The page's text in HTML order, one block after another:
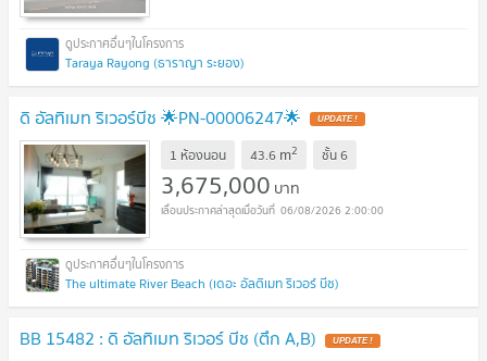
Taraya Rayong (ธาราญา ระยอง)
ดิ อัลทิเมท ริเวอร์บีช 🌟PN-00006247🌟 UPDATE !
1 ห้องนอน 43.6 m2 ชั้น6
3,675,000 บาท
06/08/2026 2:00:00
The ultimate River Beach (เดอะ อัลติเมท ริเวอร์ บีช)
BB 15482 : ดิ อัลทิเมท ริเวอร์ บีช (ตึก A,B) UPDATE !